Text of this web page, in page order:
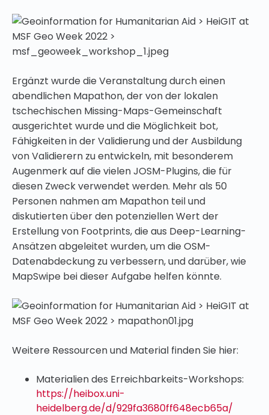
Ergänzt wurde die Veranstaltung durch einen
abendlichen Mapathon, der von der lokalen
tschechischen Missing-Maps-Gemeinschaft
ausgerichtet wurde und die Möglichkeit bot,
Fähigkeiten in der Validierung und der Ausbildung
von Validierern zu entwickeln, mit besonderem
Augenmerk auf die vielen JOSM-Plugins, die für
diesen Zweck verwendet werden. Mehr als 50
Personen nahmen am Mapathon teil und
diskutierten über den potenziellen Wert der
Erstellung von Footprints, die aus Deep-Learning-
Ansätzen abgeleitet wurden, um die OSM-
Datenabdeckung zu verbessern, und darüber, wie
MapSwipe bei dieser Aufgabe helfen könnte.
Weitere Ressourcen und Material finden Sie hier:
Materialien des Erreichbarkeits-Workshops:
https://heibox.uni-
heidelberg.de/d/929fa3680ff648ecb65a/